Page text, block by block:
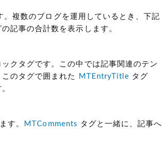
。複数のブログを運用しているとき、下記
記事の合計数を表示します。
クタグです。この中では記事関連のテン
のタグで囲まれた
MTEntryTitle タグ
す。 MTComments タグと一緒に、記事へ